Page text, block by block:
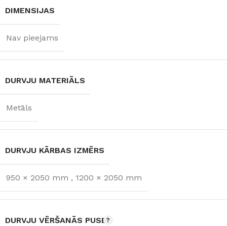
DIMENSIJAS
Nav pieejams
DURVJU MATERIĀLS
Metāls
DURVJU KĀRBAS IZMĒRS
950 × 2050 mm , 1200 × 2050 mm
DURVJU VĒRŠANĀS PUSE